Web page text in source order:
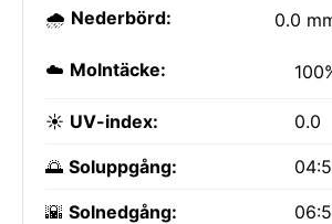
🌧️ Nederbörd: 0.0
☁️ Molntäcke:
☀️ UV-index: 0.0
🌅 Soluppgång:
🌇 Solnedgång: